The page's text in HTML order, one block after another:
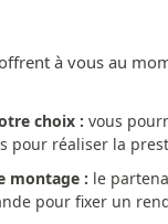
à vous au
choix : vous
pour réaliser la
montage : le
pour fixer un